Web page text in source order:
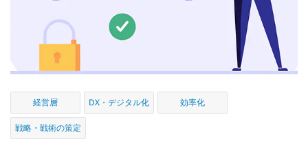
経営層 DX・デジタル化 効率化
戦略・戦術の策定